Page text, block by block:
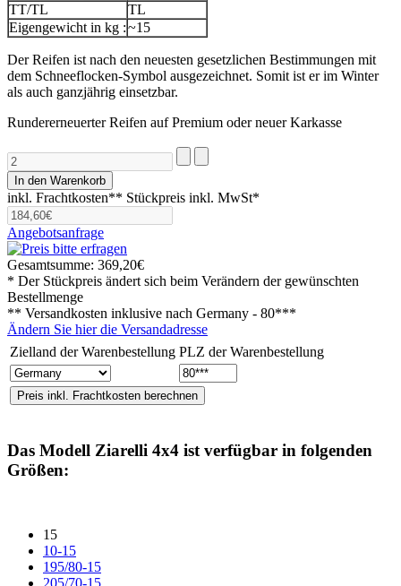
TT/TL
TL
Eigengewicht in kg :~15
Der Reifen ist nach den neuesten gesetzlichen Bestimmungen mit
dem Schneeflocken-Symbol ausgezeichnet. Somit ist er im Winter
als auch ganzjährig einsetzbar.
Rundererneuerter Reifen auf Premium oder neuer Karkasse
inkl. Frachtkosten** Stückpreis inkl. MwSt*
Angebotsanfrage
Gesamtsumme: 369,20€
* Der Stückpreis ändert sich beim Verändern der gewünschten
Bestellmenge
** Versandkosten inklusive nach Germany - 80***
Ändern Sie hier die Versandadresse
Zielland der Warenbestellung PLZ der Warenbestellung
Das Modell Ziarelli 4x4 ist verfügbar in folgenden
Größen:
15
10-15
195/80-15